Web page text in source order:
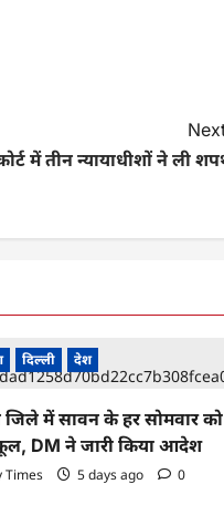
में तीन न्यायाधीशों ने ली
दिल्ली देश
में सावन के हर सोमवार को
DM ने जारी किया आदेश
Times 5 days ago 0